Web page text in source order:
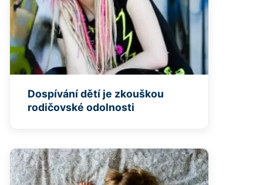
Dospívání dětí je zkouškou
rodičovské odolnosti